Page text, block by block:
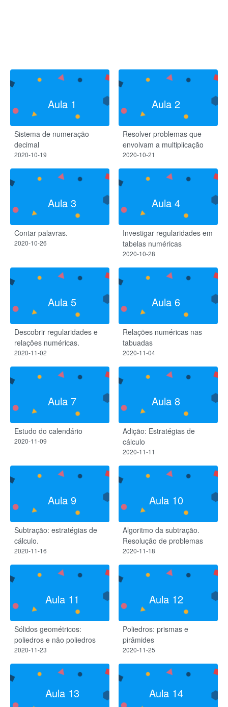
Aula 1
Sistema de numeração
decimal​
2020-10-19
Aula 2
Resolver problemas que
envolvam a multiplicação
2020-10-21
Aula 3
Contar palavras.
2020-10-26
Aula 4
Investigar regularidades​ em
tabelas numéricas
2020-10-28
Aula 5
Descobrir regularidades e
relações numéricas.
2020-11-02
Aula 6
Relações numéricas nas
tabuadas
2020-11-04
Aula 7
Estudo do calendário
2020-11-09
Aula 8
Adição: Estratégias de
cálculo
2020-11-11
Aula 9
Subtração: estratégias de
cálculo.
2020-11-16
Aula 10
Algoritmo da subtração.
Resolução de problemas
2020-11-18
Aula 11
Sólidos geométricos:
poliedros e não poliedros
2020-11-23
Aula 12
Poliedros: prismas e
pirâmides
2020-11-25
Aula 13 Aula 14